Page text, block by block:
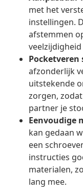
met het
instellingen.
afstemmen
Pocketveren
afzonderlijk
uitstekende
zorgen,
partner je
Eenvoudige
kan gedaan
een
instructies
materialen,
lang mee.